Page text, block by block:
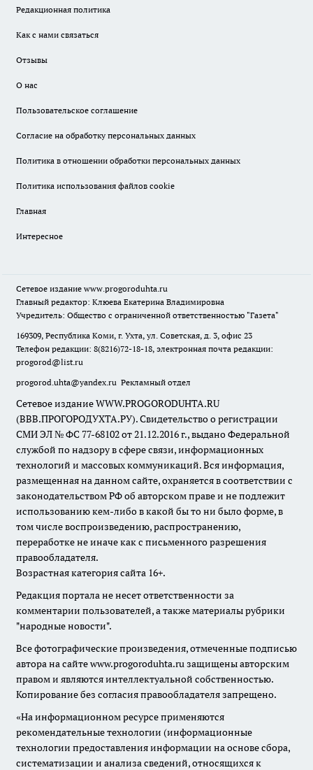
Редакционная политика
Как с нами связаться
Отзывы
О нас
Пользовательское соглашение
Согласие на обработку персональных данных
Политика в отношении обработки персональных данных
Политика использования файлов cookie
Главная
Интересное
Сетевое издание www.progoroduhta.ru
Главный редактор: Клюева Екатерина Владимировна
Учредитель: Общество с ограниченной ответственностью "Газета"
169309, Республика Коми, г. Ухта, ул. Советская, д. 3, офис 23
Телефон редакции: 8(8216)72-18-18, электронная почта редакции:
progorod@list.ru
progorod.uhta@yandex.ru Рекламный отдел
Сетевое издание WWW.PROGORODUHTA.RU
(ВВВ.ПРОГОРОДУХТА.РУ). Свидетельство о регистрации
СМИ ЭЛ № ФС 77-68102 от 21.12.2016 г., выдано Федеральной
службой по надзору в сфере связи, информационных
технологий и массовых коммуникаций. Вся информация,
размещенная на данном сайте, охраняется в соответствии с
законодательством РФ об авторском праве и не подлежит
использованию кем-либо в какой бы то ни было форме, в
том числе воспроизведению, распространению,
переработке не иначе как с письменного разрешения
правообладателя.
Возрастная категория сайта 16+.
Редакция портала не несет ответственности за
комментарии пользователей, а также материалы рубрики
"народные новости".
Все фотографические произведения, отмеченные подписью
автора на сайте www.progoroduhta.ru защищены авторским
правом и являются интеллектуальной собственностью.
Копирование без согласия правообладателя запрещено.
«На информационном ресурсе применяются
рекомендательные технологии (информационные
технологии предоставления информации на основе сбора,
систематизации и анализа сведений, относящихся к